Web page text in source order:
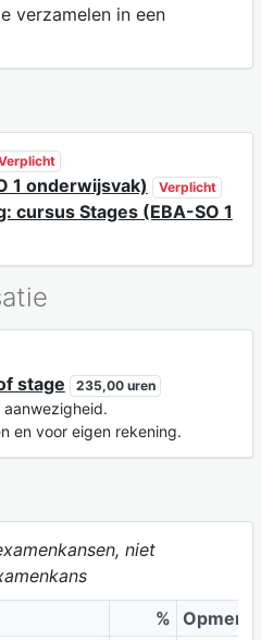
verzamelen in een
1 onderwijsvak) Verplicht
cursus Stages (EBA-SO 1
stage
235,00 uren
aanwezigheid.
en voor eigen rekening.
niet
%